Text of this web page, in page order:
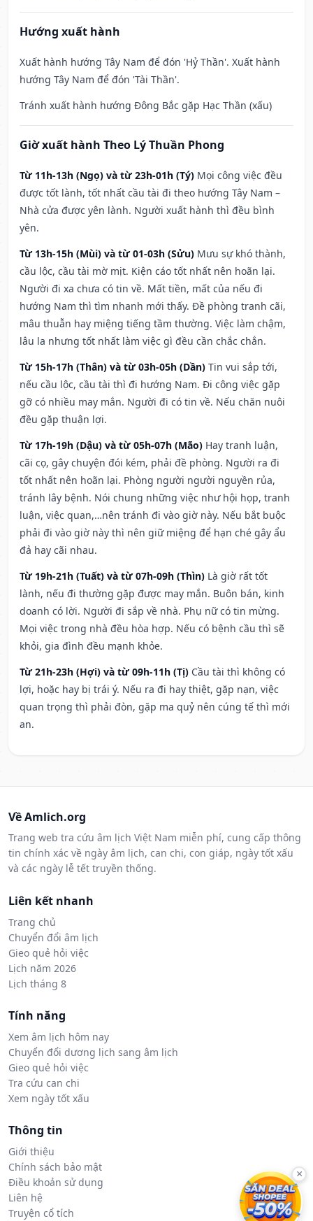
Hướng xuất hành
Xuất hành hướng Tây Nam để đón 'Hỷ Thần'. Xuất hành
hướng Tây Nam để đón 'Tài Thần'.
Tránh xuất hành hướng Đông Bắc gặp Hạc Thần (xấu)
Giờ xuất hành Theo Lý Thuần Phong
Từ 11h-13h (Ngọ) và từ 23h-01h (Tý) Mọi công việc đều
được tốt lành, tốt nhất cầu tài đi theo hướng Tây Nam –
Nhà cửa được yên lành. Người xuất hành thì đều bình
yên.
Từ 13h-15h (Mùi) và từ 01-03h (Sửu) Mưu sự khó thành,
cầu lộc, cầu tài mờ mịt. Kiện cáo tốt nhất nên hoãn lại.
Người đi xa chưa có tin về. Mất tiền, mất của nếu đi
hướng Nam thì tìm nhanh mới thấy. Đề phòng tranh cãi,
mâu thuẫn hay miệng tiếng tầm thường. Việc làm chậm,
lâu la nhưng tốt nhất làm việc gì đều cần chắc chắn.
Từ 15h-17h (Thân) và từ 03h-05h (Dần) Tin vui sắp tới,
nếu cầu lộc, cầu tài thì đi hướng Nam. Đi công việc gặp
gỡ có nhiều may mắn. Người đi có tin về. Nếu chăn nuôi
đều gặp thuận lợi.
Từ 17h-19h (Dậu) và từ 05h-07h (Mão) Hay tranh luận,
cãi cọ, gây chuyện đói kém, phải đề phòng. Người ra đi
tốt nhất nên hoãn lại. Phòng người người nguyền rủa,
tránh lây bệnh. Nói chung những việc như hội họp, tranh
luận, việc quan,…nên tránh đi vào giờ này. Nếu bắt buộc
phải đi vào giờ này thì nên giữ miệng để hạn ché gây ẩu
đả hay cãi nhau.
Từ 19h-21h (Tuất) và từ 07h-09h (Thìn) Là giờ rất tốt
lành, nếu đi thường gặp được may mắn. Buôn bán, kinh
doanh có lời. Người đi sắp về nhà. Phụ nữ có tin mừng.
Mọi việc trong nhà đều hòa hợp. Nếu có bệnh cầu thì sẽ
khỏi, gia đình đều mạnh khỏe.
Từ 21h-23h (Hợi) và từ 09h-11h (Tị) Cầu tài thì không có
lợi, hoặc hay bị trái ý. Nếu ra đi hay thiệt, gặp nạn, việc
quan trọng thì phải đòn, gặp ma quỷ nên cúng tế thì mới
an.
Về Amlich.org
Trang web tra cứu âm lịch Việt Nam miễn phí, cung cấp thông
tin chính xác về ngày âm lịch, can chi, con giáp, ngày tốt xấu
và các ngày lễ tết truyền thống.
Liên kết nhanh
Trang chủ
Chuyển đổi âm lịch
Gieo quẻ hỏi việc
Lịch năm 2026
Lịch tháng 8
Tính năng
Xem âm lịch hôm nay
Chuyển đổi dương lịch sang âm lịch
Gieo quẻ hỏi việc
Tra cứu can chi
Xem ngày tốt xấu
Thông tin
Giới thiệu
Chính sách bảo mật
Điều khoản sử dụng
Liên hệ
Truyện cổ tích
×